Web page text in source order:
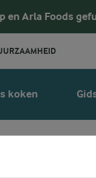
en Arla Foods
koken